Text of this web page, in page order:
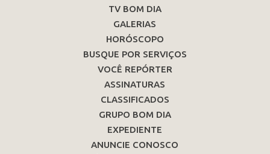
TV BOM DIA
GALERIAS
HORÓSCOPO
BUSQUE POR SERVIÇOS
VOCÊ REPÓRTER
ASSINATURAS
CLASSIFICADOS
GRUPO BOM DIA
EXPEDIENTE
ANUNCIE CONOSCO